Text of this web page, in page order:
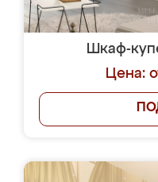
Шкаф-
Цена: